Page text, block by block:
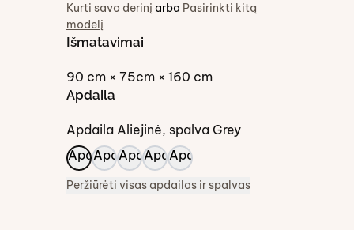
Kurti savo derinį arba Pasirinkti kitą
modelį
Išmatavimai
90 cm × 75cm × 160 cm
Apdaila
Apdaila Aliejinė, spalva Grey
Peržiūrėti visas apdailas ir spalvas